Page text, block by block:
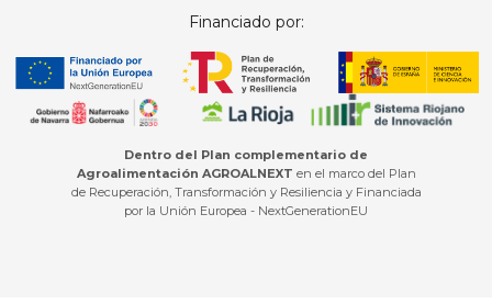
Financiado por:
Dentro del Plan complementario de
Agroalimentación AGROALNEXT en el marco del Plan
de Recuperación, Transformación y Resiliencia y Financiada
por la Unión Europea - NextGenerationEU